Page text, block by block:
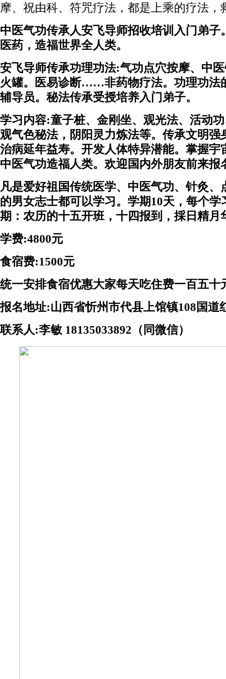
摩、祝由科、符咒疗法，都是上乘的疗法，
中医气功传承人安飞导师招收培训入门弟子
医药，造福世界全人类。
安飞导师传承功理功法:气功点穴按摩、中
火罐。医易诊断……非药物疗法。功理功法
辅导员。秘法传承受授培养入门弟子。
学习内容:童子桩、金刚坐、观光法、活动
观气色秘法，阴阳灵力炼法等。传承文明强
治病延年益寿。开发人体特异潜能。掌握宇
中医气功造福人类。欢迎国内外朋友前来报
凡是爱好祖国传统医学、中医气功、针灸、
的男女志士都可以学习。学期10天，每个学
期：农历的十五开班，十四报到，採日精月
学费:4800元
食宿费:1500元
统一安排食宿优惠大家每天吃住费一百五十
报名地址:山西省忻州市代县上馆镇108 国道
联系人 :李敏 18135033892 （同微信）